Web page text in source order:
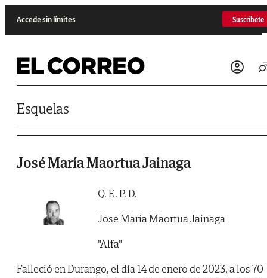
Accede sin límites Suscríbete
Esquelas
José María Maortua Jainaga
Q. E. P. D.
Jose María Maortua Jainaga
"Alfa"
Falleció en Durango, el día 14 de enero de 2023, a los 70